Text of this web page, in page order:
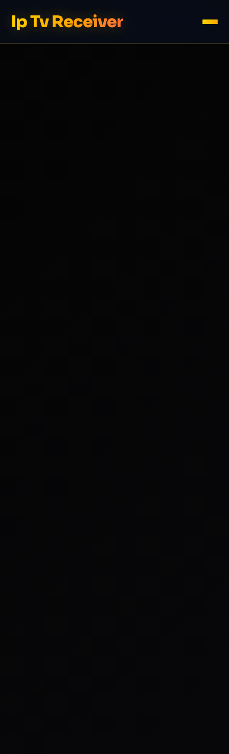
Ip Tv Receiver